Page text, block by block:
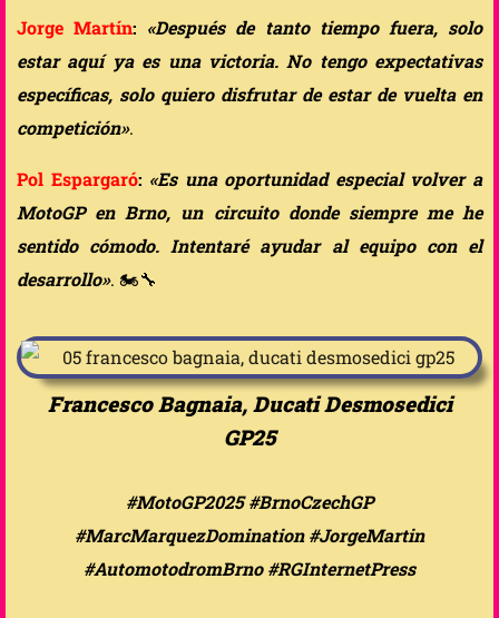
Jorge Martín: «Después de tanto tiempo fuera, solo
estar aquí ya es una victoria. No tengo expectativas
específicas, solo quiero disfrutar de estar de vuelta en
competición».
Pol Espargaró: «Es una oportunidad especial volver a
MotoGP en Brno, un circuito donde siempre me he
sentido cómodo. Intentaré ayudar al equipo con el
desarrollo». 🏍️🔧
Francesco Bagnaia, Ducati Desmosedici
GP25
#MotoGP2025 #BrnoCzechGP
#MarcMarquezDomination #JorgeMartin
#AutomotodromBrno #RGInternetPress